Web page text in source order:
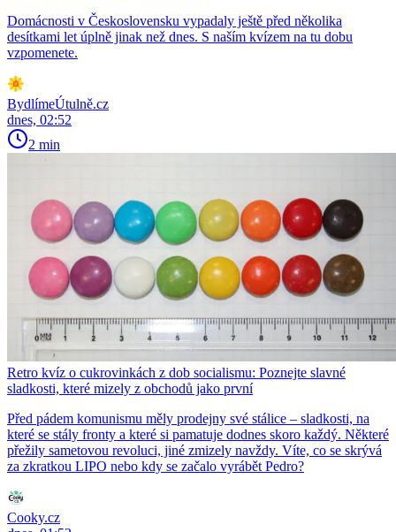
Domácnosti v Československu vypadaly ještě před několika
desítkami let úplně jinak než dnes. S naším kvízem na tu dobu
vzpomenete.
BydlímeÚtulně.cz
dnes, 02:52
2 min
Retro kvíz o cukrovinkách z dob socialismu: Poznejte slavné
sladkosti, které mizely z obchodů jako první
Před pádem komunismu měly prodejny své stálice – sladkosti, na
které se stály fronty a které si pamatuje dodnes skoro každý. Některé
přežily sametovou revoluci, jiné zmizely navždy. Víte, co se skrývá
za zkratkou LIPO nebo kdy se začalo vyrábět Pedro?
Cooky.cz